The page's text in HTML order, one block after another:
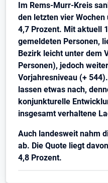
Im Rems-Murr-Kreis
den letzten vier
4,7 Prozent. Mit aktuell
gemeldeten Personen,
Bezirk leicht unter dem
Personen), jedoch
Vorjahresniveau (+
lassen etwas nach,
konjunkturelle
insgesamt verhaltene
Auch landesweit nahm
ab. Die Quote liegt
4,8 Prozent.